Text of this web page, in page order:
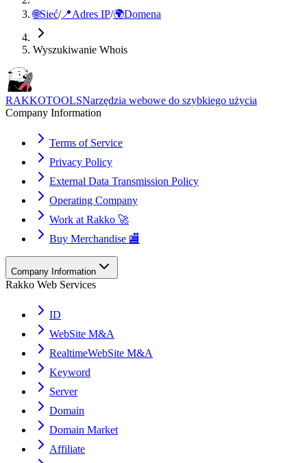
🌐Sieć/📍Adres IP/🌍Domena
Wyszukiwanie Whois
RAKKOTOOLSNarzędzia webowe do szybkiego użycia
Company Information
Terms of Service
Privacy Policy
External Data Transmission Policy
Operating Company
Work at Rakko 🚀
Buy Merchandise 🏬
Company Information
Rakko Web Services
ID
WebSite M&A
RealtimeWebSite M&A
Keyword
Server
Domain
Domain Market
Affiliate